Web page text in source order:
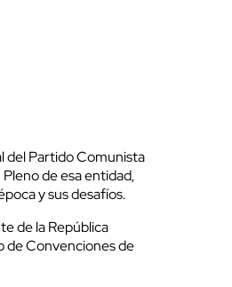
del Partido Comunista
de esa entidad,
y sus desafíos.
de la República
de Convenciones de